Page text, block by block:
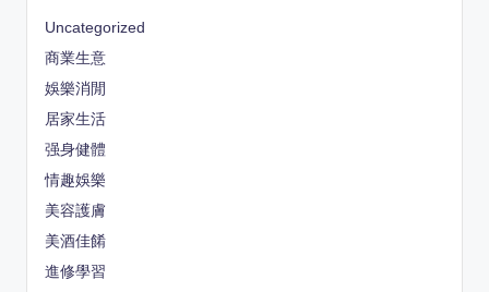
Uncategorized
商業生意
娛樂消閒
居家生活
强身健體
情趣娛樂
美容護膚
美酒佳餚
進修學習